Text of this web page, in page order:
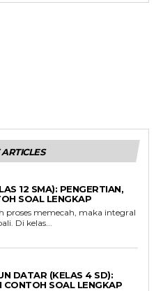
12 SMA): PENGERTIAN,
SOAL LENGKAP
proses memecah, maka integral
Di kelas...
DATAR (KELAS 4 SD):
CONTOH SOAL LENGKAP